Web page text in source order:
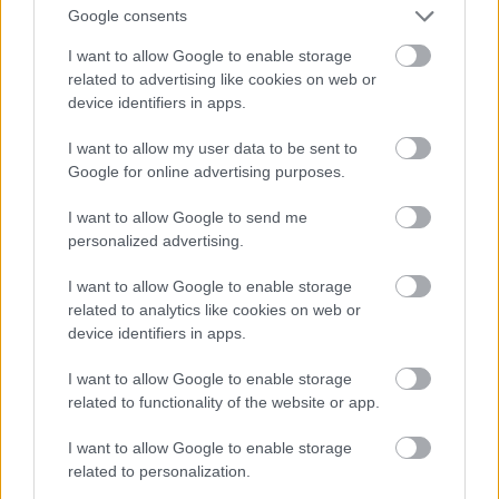
Google consents
I want to allow Google to enable storage
related to advertising like cookies on web or
device identifiers in apps.
I want to allow my user data to be sent to
Google for online advertising purposes.
I want to allow Google to send me
personalized advertising.
I want to allow Google to enable storage
related to analytics like cookies on web or
device identifiers in apps.
I want to allow Google to enable storage
related to functionality of the website or app.
I want to allow Google to enable storage
related to personalization.
αυτή συμβολίζει την ευγνωμοσύνη, τη μεσιτεία και
την αφιέρωση της οικογένειάς μας στον Θεό», λέει η
Λουίζα.
όλες οι ερωτήσεις που λαμβάνουν η Φρανσίλια και η
Λουίζα από τους ακόλουθούς τους με τη
σεξουαλικότητα και τη θρησκεία: «Υπάρχουν πολλοί
ετεροφυλόφιλοι που δεν ανήκουν στην κοινότητα και
βρίσκονται μέσα στο μοναστήρι και βιώνουν αυτό το
μαρτύριο επειδή θέλουν να φύγουν – δεν αισθάνονται
το κάλεσμα, θέλουν να ζήσουν εδώ έξω. Μερικές
φορές θέλει ακόμη και τη ζωή του ιεραπόστολου, αλλά
όχι μέσα σε ένα μοναστήρι ή σε ένα σεμινάριο.
Φοβάται όμως να φύγει επειδή, δεν ξέρει αν θα
καταφέρει να σπουδάσει ή να βρει δουλειά. Επειδή η
ζωή έξω δεν είναι εύκολη. Η θρησκευτική ζωή είναι
όμορφη, αλλά είναι επίσης πολύ άνετη».